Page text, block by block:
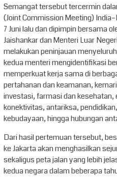
Semangat tersebut tercermin
(Joint Commission Meeting)
7 Juni lalu dan dipimpin bersama
Jaishankar dan Menteri Luar
melakukan peninjauan
kedua menteri mengidentifikasi
memperkuat kerja sama di
pertahanan dan keamanan,
investasi, farmasi dan kesehatan,
konektivitas, antariksa,
kebudayaan, hingga hubungan
Dari hasil pertemuan tersebut,
ke Jakarta akan menghasilkan
sekaligus peta jalan yang lebih
kedua negara dalam beberapa